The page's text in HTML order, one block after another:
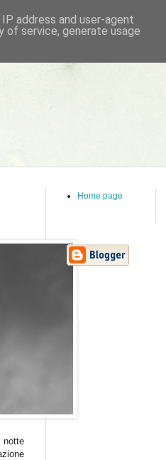
Home page
address and user-agent
of service, generate usage